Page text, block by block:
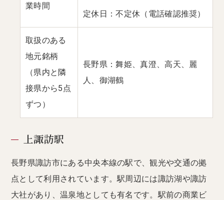
業時間
定休日：不定休（電話確認推奨）
取扱のある
地元銘柄
（県内と隣
接県から5点
ずつ）
長野県：舞姫、真澄、高天、麗
人、御湖鶴
上諏訪駅
長野県諏訪市にある中央本線の駅で、観光や交通の拠
点として利用されています。駅周辺には諏訪湖や諏訪
大社があり、温泉地としても有名です。駅前の商業ビ